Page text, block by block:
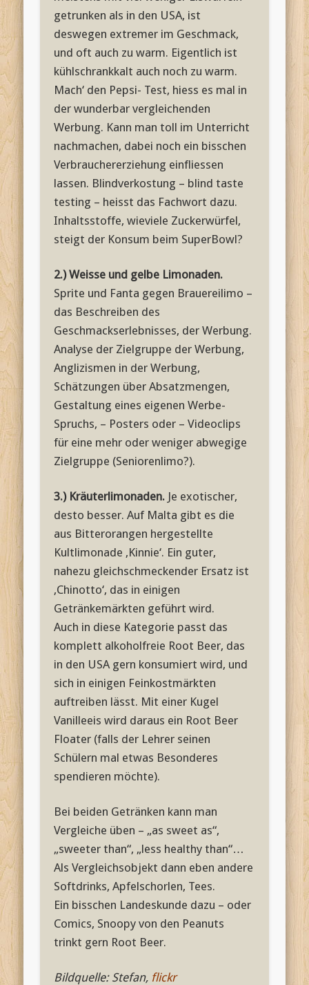
getrunken als in den USA, ist
deswegen extremer im Geschmack,
und oft auch zu warm. Eigentlich ist
kühlschrankkalt auch noch zu warm.
Mach‘ den Pepsi- Test, hiess es mal in
der wunderbar vergleichenden
Werbung. Kann man toll im Unterricht
nachmachen, dabei noch ein bisschen
Verbrauchererziehung einfliessen
lassen. Blindverkostung – blind taste
testing – heisst das Fachwort dazu.
Inhaltsstoffe, wieviele Zuckerwürfel,
steigt der Konsum beim SuperBowl?
2.) Weisse und gelbe Limonaden.
Sprite und Fanta gegen Brauereilimo –
das Beschreiben des
Geschmackserlebnisses, der Werbung.
Analyse der Zielgruppe der Werbung,
Anglizismen in der Werbung,
Schätzungen über Absatzmengen,
Gestaltung eines eigenen Werbe-
Spruchs, – Posters oder – Videoclips
für eine mehr oder weniger abwegige
Zielgruppe (Seniorenlimo?).
3.) Kräuterlimonaden. Je exotischer,
desto besser. Auf Malta gibt es die
aus Bitterorangen hergestellte
Kultlimonade ‚Kinnie‘. Ein guter,
nahezu gleichschmeckender Ersatz ist
‚Chinotto‘, das in einigen
Getränkemärkten geführt wird.
Auch in diese Kategorie passt das
komplett alkoholfreie Root Beer, das
in den USA gern konsumiert wird, und
sich in einigen Feinkostmärkten
auftreiben lässt. Mit einer Kugel
Vanilleeis wird daraus ein Root Beer
Floater (falls der Lehrer seinen
Schülern mal etwas Besonderes
spendieren möchte).
Bei beiden Getränken kann man
Vergleiche üben – „as sweet as“,
„sweeter than“, „less healthy than“…
Als Vergleichsobjekt dann eben andere
Softdrinks, Apfelschorlen, Tees.
Ein bisschen Landeskunde dazu – oder
Comics, Snoopy von den Peanuts
trinkt gern Root Beer.
Bildquelle: Stefan, flickr